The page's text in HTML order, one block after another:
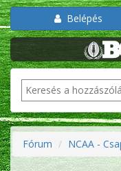
Belépés
Fórum NCAA -